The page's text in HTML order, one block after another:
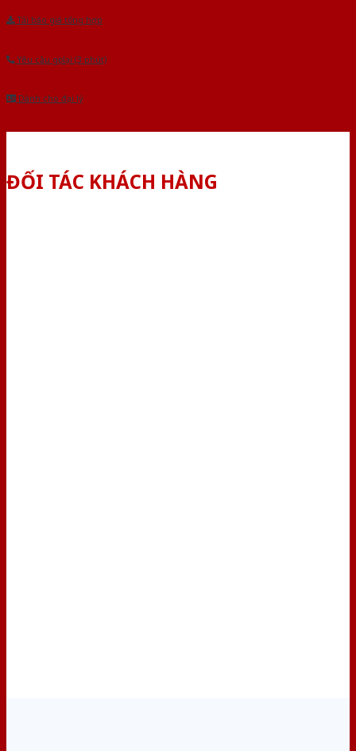
Tải báo giá tổng hợp
Yêu cầu gọi lại (3 phút)
Dành cho đại lý
ĐỐI TÁC KHÁCH HÀNG